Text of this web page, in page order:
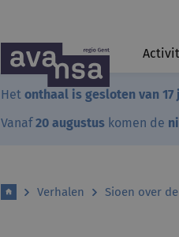
Het onthaal is gesloten van
Vanaf20 augustus komen de
Verhalen Sioen over